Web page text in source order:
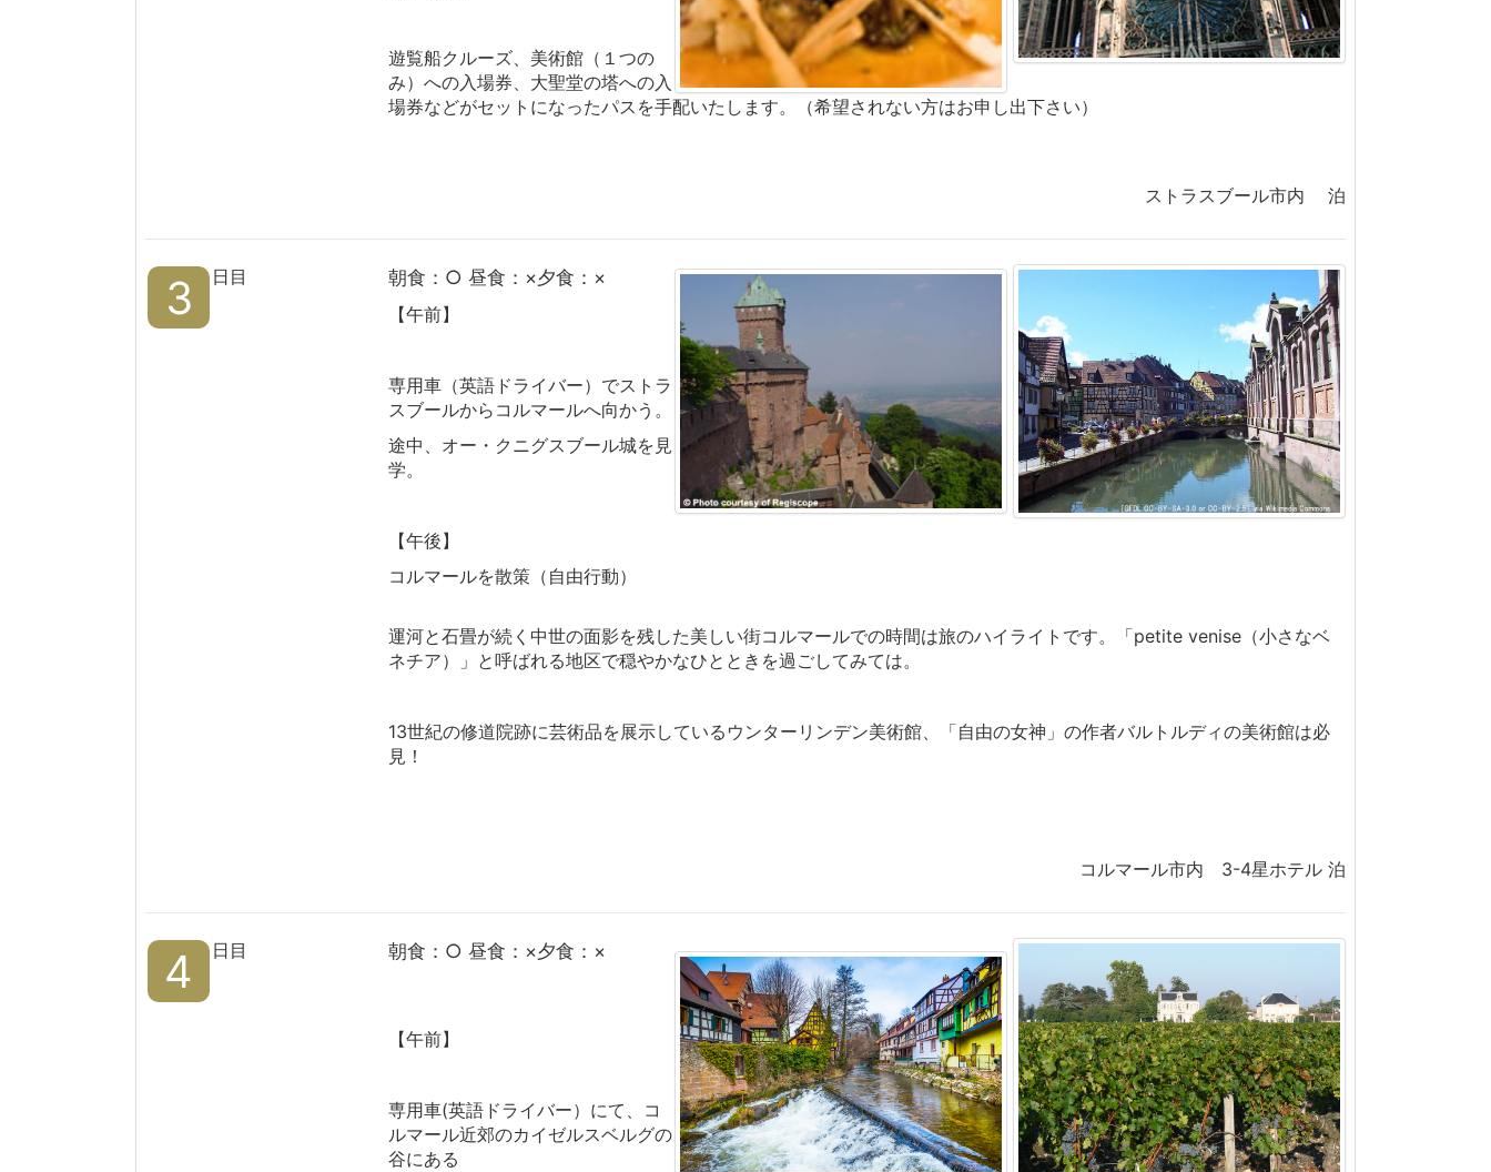
遊覧船クルーズ、美術館（１つの
み）への入場券、大聖堂の塔への入
場券などがセットになったパスを手配いたします。（希望されない方はお申し出下さい）
ストラスブール市内 泊
3 日目
朝食：○ 昼食：×夕食：×
【午前】
専用車（英語ドライバー）でストラ
スブールからコルマールへ向かう。
途中、オー・クニグスブール城を見
学。
【午後】
コルマールを散策（自由行動）
運河と石畳が続く中世の面影を残した美しい街コルマールでの時間は旅のハイライトです。「petite venise（小さなベ
ネチア）」と呼ばれる地区で穏やかなひとときを過ごしてみては。
13世紀の修道院跡に芸術品を展示しているウンターリンデン美術館、「自由の女神」の作者バルトルディの美術館は必
見！
コルマール市内 3-4星ホテル 泊
4 日目 朝食：○ 昼食：×夕食：×
【午前】
専用車(英語ドライバー）にて、コ
ルマール近郊のカイゼルスベルグの
谷にある